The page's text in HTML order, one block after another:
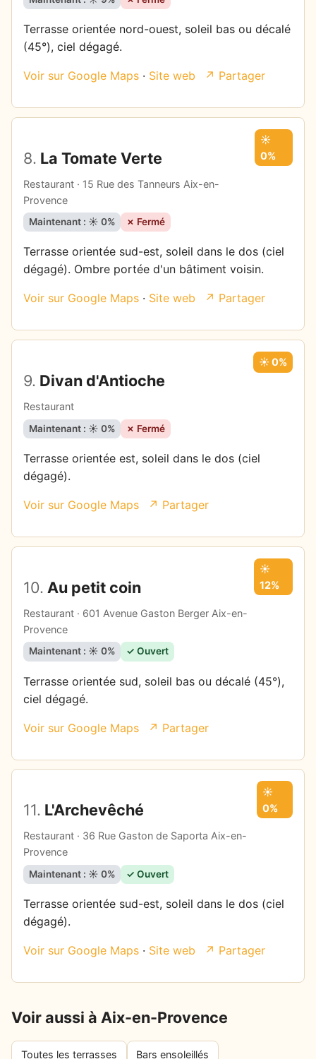
Terrasse orientée nord-ouest, soleil bas ou décalé
(45°), ciel dégagé.
Voir sur Google Maps · Site web ↗ Partager
8. La Tomate Verte
Restaurant · 15 Rue des Tanneurs Aix-en-
Provence
☀️
0%
Maintenant : ☀️ 0% ✗ Fermé
Terrasse orientée sud-est, soleil dans le dos (ciel
dégagé). Ombre portée d'un bâtiment voisin.
Voir sur Google Maps · Site web ↗ Partager
9. Divan d'Antioche
Restaurant
☀️ 0%
Maintenant : ☀️ 0% ✗ Fermé
Terrasse orientée est, soleil dans le dos (ciel
dégagé).
Voir sur Google Maps ↗ Partager
10. Au petit coin
Restaurant · 601 Avenue Gaston Berger Aix-en-
Provence
☀️
12%
Maintenant : ☀️ 0% ✓ Ouvert
Terrasse orientée sud, soleil bas ou décalé (45°),
ciel dégagé.
Voir sur Google Maps ↗ Partager
11. L'Archevêché
Restaurant · 36 Rue Gaston de Saporta Aix-en-
Provence
☀️
0%
Maintenant : ☀️ 0% ✓ Ouvert
Terrasse orientée sud-est, soleil dans le dos (ciel
dégagé).
Voir sur Google Maps · Site web ↗ Partager
Voir aussi à Aix-en-Provence
Toutes les terrasses Bars ensoleillés